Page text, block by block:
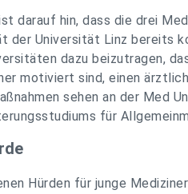
darauf hin, dass die drei
der Universität Linz bereits
dazu beizutragen,
motiviert sind, einen
sehen an der Med
für
Hürden für junge